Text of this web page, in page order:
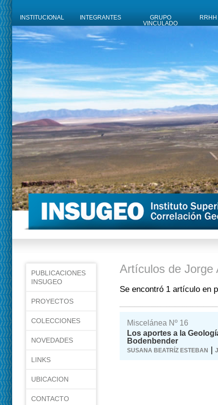
INSTITUCIONAL INTEGRANTES
GRUPO
VINCULADO
RRHH
PUBLICACIONES
INSUGEO
PROYECTOS
COLECCIONES
NOVEDADES
LINKS
UBICACION
CONTACTO
Artículos de Jorge
Se encontró 1 artículo en
Miscelánea Nº 16
Los aportes a la
Bodenbender
SUSANA BEATRÍZ ESTEBAN |